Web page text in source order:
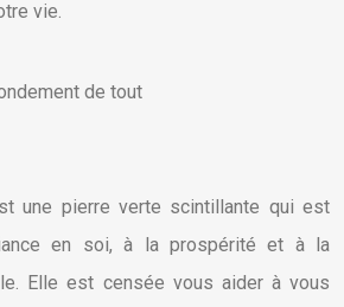
vie.
une pierre verte scintillante qui est
en soi, à la prospérité et à la
Elle est censée vous aider à vous